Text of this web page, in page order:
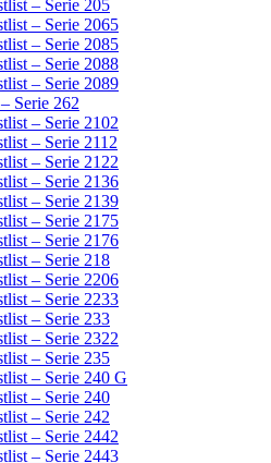
– Serie 205
– Serie 2065
– Serie 2085
– Serie 2088
– Serie 2089
Serie 262
– Serie 2102
– Serie 2112
– Serie 2122
– Serie 2136
– Serie 2139
– Serie 2175
– Serie 2176
– Serie 218
– Serie 2206
– Serie 2233
– Serie 233
– Serie 2322
– Serie 235
– Serie 240 G
– Serie 240
– Serie 242
– Serie 2442
– Serie 2443